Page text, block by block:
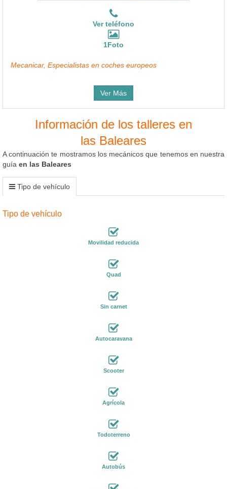
Ver teléfono
1Foto
Mecanicar, Especialistas en coches europeos
Ver Más
Información de los talleres en
las Baleares
A continuación te mostramos los mecánicos que tenemos en nuestra
guía en las Baleares
Tipo de vehículo
Tipo de vehículo
Movilidad reducida
Quad
Sin carnet
Autocaravana
Scooter
Agrícola
Todoterreno
Autobús